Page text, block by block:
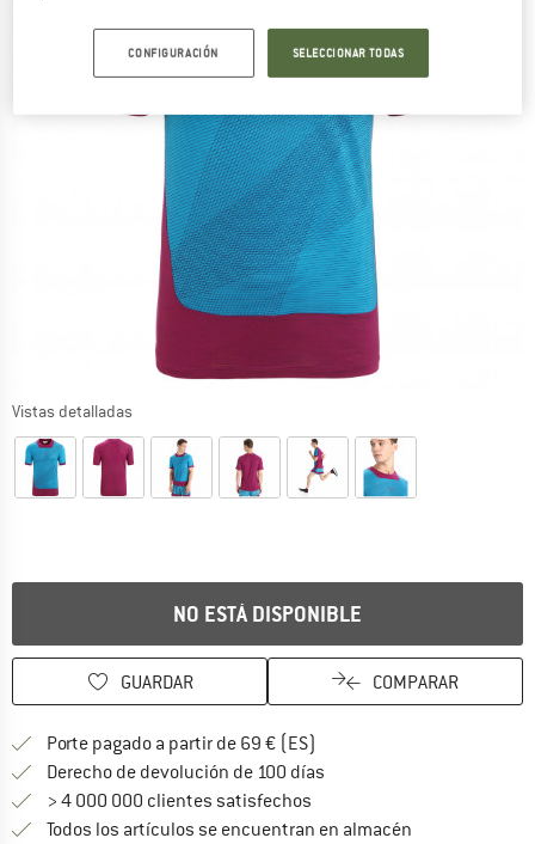
Vistas detalladas
NO ESTÁ DISPONIBLE
GUARDAR COMPARAR
Porte pagado a partir de 69 € (ES)
Derecho de devolución de 100 días
> 4 000 000 clientes satisfechos
Todos los artículos se encuentran en almacén
CONFIGURACIÓN SELECCIONAR TODAS